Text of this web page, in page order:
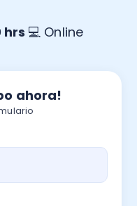
hrs 💻 Online
ahora!